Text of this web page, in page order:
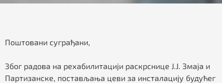
Поштовани суграђани,
Због радова на рехабилитацији раскрснице Ј.Ј. Змаја и
Партизанске, постављања цеви за инсталацију будућег